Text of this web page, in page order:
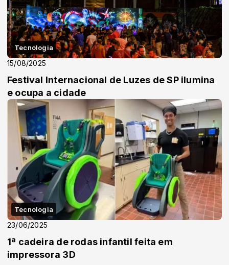
Tecnologia
15/08/2025
Festival Internacional de Luzes de SP ilumina
e ocupa a cidade
Tecnologia
23/06/2025
1ª cadeira de rodas infantil feita em
impressora 3D